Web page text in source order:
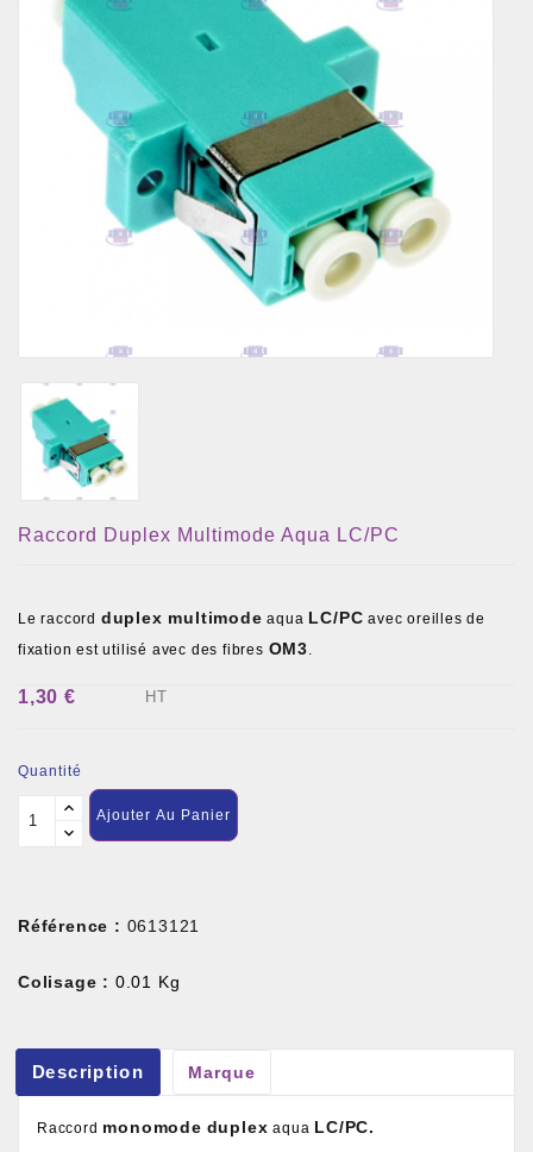
Raccord Duplex Multimode Aqua LC/PC
Le raccord duplex multimode aqua LC/PC avec oreilles de
fixation est utilisé avec des fibres OM3.
1,30 € HT
Quantité
Ajouter Au Panier
Référence : 0613121
Colisage : 0.01 Kg
Description Marque
Raccord monomode duplex aqua LC/PC.